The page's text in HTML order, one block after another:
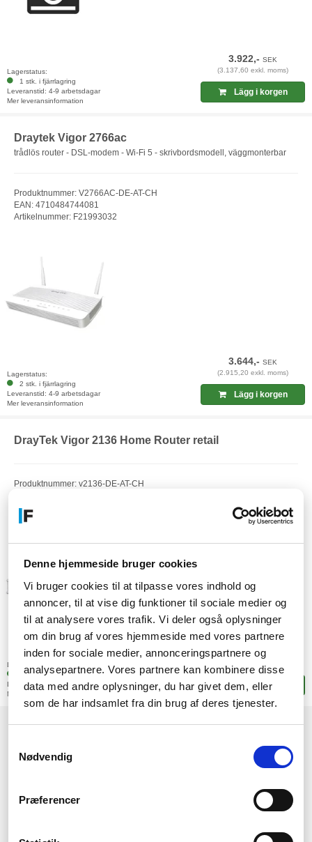
Denne hjemmeside bruger cookies
Vi bruger cookies til at tilpasse vores indhold og
annoncer, til at vise dig funktioner til sociale medier og
til at analysere vores trafik. Vi deler også oplysninger
om din brug af vores hjemmeside med vores partnere
inden for sociale medier, annonceringspartnere og
analysepartnere. Vores partnere kan kombinere disse
data med andre oplysninger, du har givet dem, eller
som de har indsamlet fra din brug af deres tjenester.
Nødvendig
Præferencer
Lagerstatus:
1 stk. i fjärrlagring
Leveranstid: 4-9 arbetsdagar
Mer leveransinformation
3.922,-SEK
(3.137,60 exkl. moms)
Lägg i korgen
Draytek Vigor 2766ac
trådlös router - DSL-modem - Wi-Fi 5 - skrivbordsmodell, väggmonterbar
Produktnummer: V2766AC-DE-AT-CH
EAN: 4710484744081
Artikelnummer: F21993032
Lagerstatus:
2 stk. i fjärrlagring
Leveranstid: 4-9 arbetsdagar
Mer leveransinformation
3.644,-SEK
(2.915,20 exkl. moms)
Lägg i korgen
DrayTek Vigor 2136 Home Router retail
Produktnummer: v2136-DE-AT-CH
Artikelnummer: F25269196
Lagerstatus:
2 stk. i fjärrlagring
Leveranstid: 4-9 arbetsdagar
Mer leveransinformation
2.580,-SEK
Lägg i korgen